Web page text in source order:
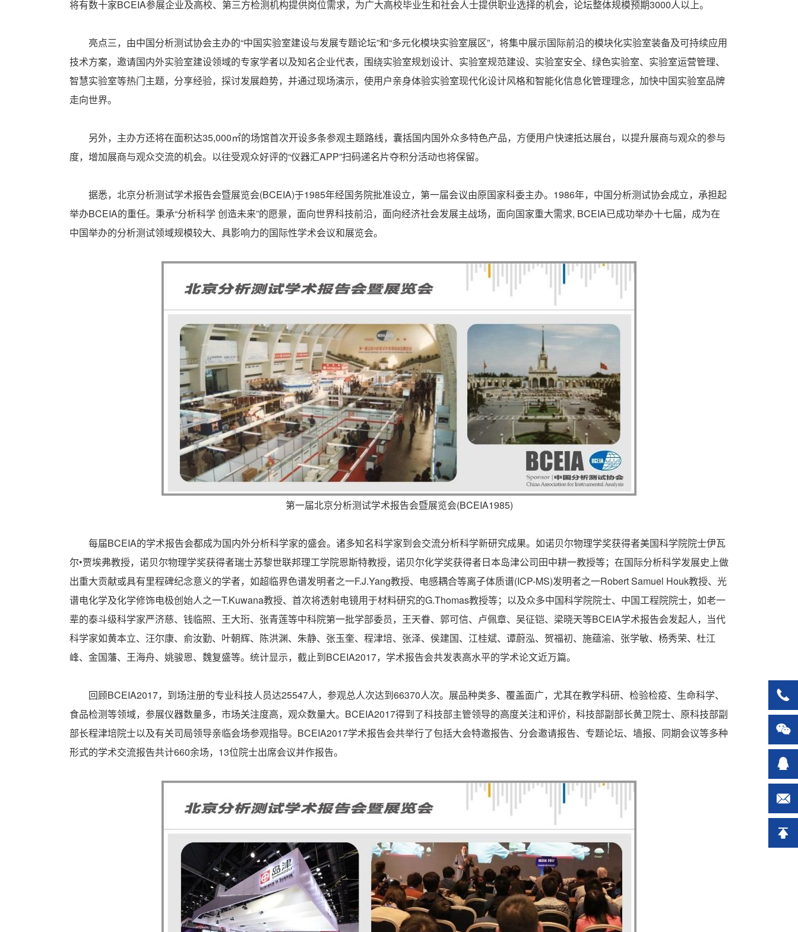
将有数十家BCEIA参展企业及高校、第三方检测机构提供岗位需求，为广大高校毕业生和社会人士提供职业选择的机会，论坛整体规模预期3000人以上。
亮点三，由中国分析测试协会主办的“中国实验室建设与发展专题论坛”和“多元化模块实验室展区”，将集中展示国际前沿的模块化实验室装备及可持续应用
技术方案，邀请国内外实验室建设领域的专家学者以及知名企业代表，围绕实验室规划设计、实验室规范建设、实验室安全、绿色实验室、实验室运营管理、
智慧实验室等热门主题，分享经验，探讨发展趋势，并通过现场演示，使用户亲身体验实验室现代化设计风格和智能化信息化管理理念，加快中国实验室品牌
走向世界。
另外，主办方还将在面积达35,000㎡的场馆首次开设多条参观主题路线，囊括国内国外众多特色产品，方便用户快速抵达展台，以提升展商与观众的参与
度，增加展商与观众交流的机会。以往受观众好评的“仪器汇APP”扫码递名片夺积分活动也将保留。
据悉，北京分析测试学术报告会暨展览会(BCEIA)于1985年经国务院批准设立，第一届会议由原国家科委主办。1986年，中国分析测试协会成立，承担起
举办BCEIA的重任。秉承“分析科学 创造未来”的愿景，面向世界科技前沿，面向经济社会发展主战场，面向国家重大需求, BCEIA已成功举办十七届，成为在
中国举办的分析测试领域规模较大、具影响力的国际性学术会议和展览会。
第一届北京分析测试学术报告会暨展览会(BCEIA1985)
每届BCEIA的学术报告会都成为国内外分析科学家的盛会。诸多知名科学家到会交流分析科学新研究成果。如诺贝尔物理学奖获得者美国科学院院士伊瓦
尔•贾埃弗教授，诺贝尔物理学奖获得者瑞士苏黎世联邦理工学院恩斯特教授，诺贝尔化学奖获得者日本岛津公司田中耕一教授等；在国际分析科学发展史上做
出重大贡献或具有里程碑纪念意义的学者，如超临界色谱发明者之一F.J.Yang教授、电感耦合等离子体质谱(ICP-MS)发明者之一Robert Samuel Houk教授、光
谱电化学及化学修饰电极创始人之一T.Kuwana教授、首次将透射电镜用于材料研究的G.Thomas教授等；以及众多中国科学院院士、中国工程院院士，如老一
辈的泰斗级科学家严济慈、钱临照、王大珩、张青莲等中科院第一批学部委员，王天眷、郭可信、卢佩章、吴征铠、梁晓天等BCEIA学术报告会发起人，当代
科学家如黄本立、汪尔康、俞汝勤、叶朝辉、陈洪渊、朱静、张玉奎、程津培、张泽、侯建国、江桂斌、谭蔚泓、贺福初、施蕴渝、张学敏、杨秀荣、杜江
峰、金国藩、王海舟、姚骏恩、魏复盛等。统计显示，截止到BCEIA2017，学术报告会共发表高水平的学术论文近万篇。
回顾BCEIA2017，到场注册的专业科技人员达25547人，参观总人次达到66370人次。展品种类多、覆盖面广，尤其在教学科研、检验检疫、生命科学、
食品检测等领域，参展仪器数量多，市场关注度高，观众数量大。BCEIA2017得到了科技部主管领导的高度关注和评价，科技部副部长黄卫院士、原科技部副
部长程津培院士以及有关司局领导亲临会场参观指导。BCEIA2017学术报告会共举行了包括大会特邀报告、分会邀请报告、专题论坛、墙报、同期会议等多种
形式的学术交流报告共计660余场，13位院士出席会议并作报告。